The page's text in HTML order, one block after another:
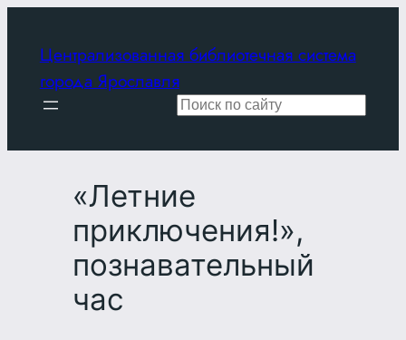
содержимому
Централизованная библиотечная система
города Ярославля
Поиск
«Летние
приключения!»,
познавательный
час